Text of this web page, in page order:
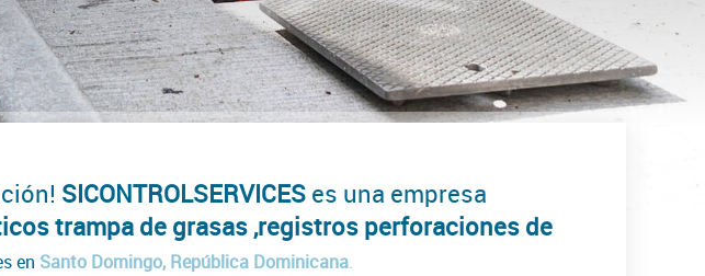
SICONTROLSERVICES es una empresa
trampa de grasas ,registros perforaciones de
en Santo Domingo, República Dominicana.